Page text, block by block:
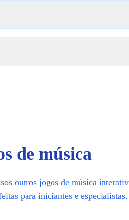
ter acesso a jogos de música
de música
outros jogos de música
para iniciantes e especialistas.